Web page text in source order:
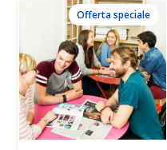
Offerta speciale